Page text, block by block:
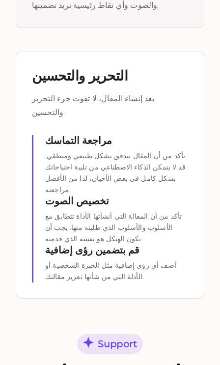
والصوت وأي نقاط رئيسية تريد تضمينها.
التحرير والتحسين
بعد إنشاء المقال، لا تفوت جزء التحرير
والتحسين.
مراجعة التماسك
تأكد من أن المقال يتدفق بشكل طبيعي ومنطقي.
قد لا يتمكن الذكاء الاصطناعي من تلبية احتياجاتك
بشكل كامل في بعض الأحيان، لذا من الأفضل
مراجعته.
تخصيص الصوت
تأكد من أن المقالة التي أنشأتها الأداة تتطابق مع
الأسلوب والأسلوب الذي طلبته منها. يجب أن
يكون الهيكل هو نفسه الذي قدمته.
قم بتضمين رؤى إضافية
أضف أي رؤى إضافية مثل الخبرة الشخصية أو
الأدلة التي من شأنها تعزيز مقالتك.
Support